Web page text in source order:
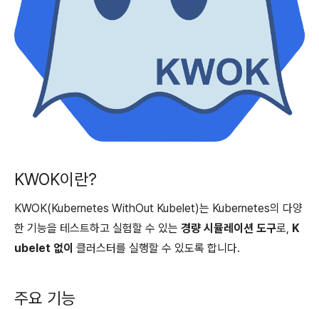
KWOK이란?
KWOK(Kubernetes WithOut Kubelet)는 Kubernetes의 다양
한 기능을 테스트하고 실험할 수 있는 경량 시뮬레이션 도구로, K
ubelet 없이 클러스터를 실행할 수 있도록 합니다.
주요 기능